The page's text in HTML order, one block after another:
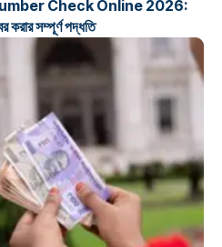
Check Online 2026:
সম্পূর্ণ পদ্ধতি